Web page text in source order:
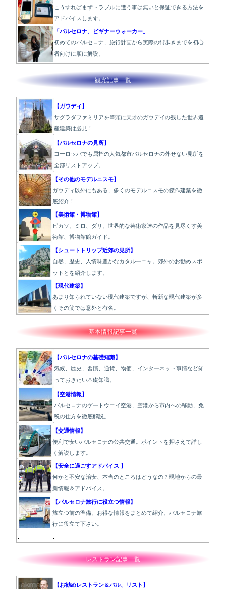
こうすればまずトラブルに遭う事は無いと保証できる方法を
アドバイスします。
「バルセロナ、ビギナーウォーカー」
初めてのバルセロナ、旅行計画から実際の街歩きまでを初心
者向けに順に解説。
観光記事一覧
【ガウディ】
サグラダファミリアを筆頭に天才のガウデイの残した世界遺
産建築は必見！
【バルセロナの見所】
ヨーロッパでも屈指の人気都市バルセロナの外せない見所を
全部リストアップ。
【その他のモデルニスモ】
ガウディ以外にもある、多くのモデルニスモの傑作建築を徹
底紹介！
【美術館・博物館】
ピカソ、ミロ、ダリ、世界的な芸術家達の作品を見尽くす美
術館、博物館館ガイド。
【シュートトリップ近郊の見所】
自然、歴史、人情味豊かなカタルーニャ。郊外のお勧めスポ
ットとを紹介します。
【現代建築】
あまり知られていない現代建築ですが、斬新な現代建築が多
くその筋では意外と有名。
基本情報記事一覧
【バルセロナの基礎知識】
気候、歴史、習慣、通貨、物価、インターネット事情など知
っておきたい基礎知識。
【空港情報】
バルセロナのゲートウエイ空港、空港から市内への移動、免
税の仕方を徹底解説。
【交通情報】
便利で安いバルセロナの公共交通。ポイントを押さえて詳し
く解説します。
【安全に過ごすアドバイス 】
何かと不安な治安、本当のところはどうなの？現地からの最
新情報＆アドバイス。
【バルセロナ旅行に役立つ情報】
旅立つ前の準備、お得な情報をまとめて紹介。バルセロナ旅
行に役立て下さい。
. .
レストラン記事一覧
【お勧めレストラン＆バル、リスト】